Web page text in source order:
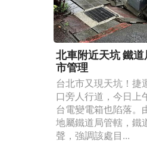
北車附近天坑 鐵
市管理
台北市又現天坑！捷
口旁人行道，今日上
台電變電箱也陷落。
地屬鐵道局管轄，鐵
聲，強調該處目...